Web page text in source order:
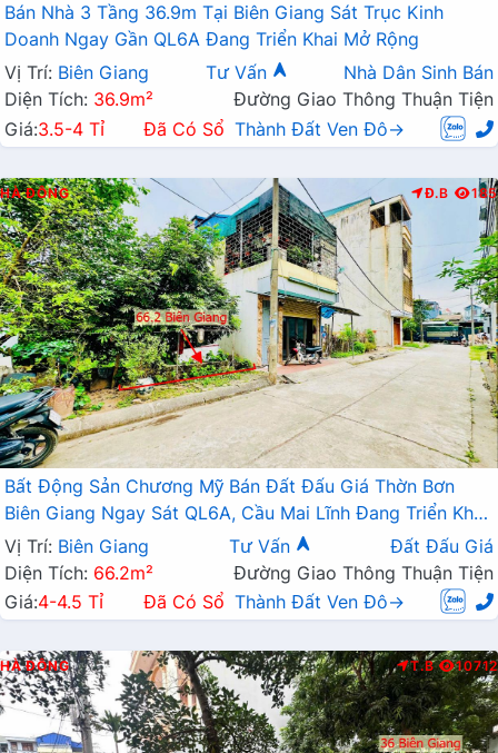
Bán Nhà 3 Tầng 36.9m Tại Biên Giang Sát Trục Kinh
Doanh Ngay Gần QL6A Đang Triển Khai Mở Rộng
Vị Trí: Biên Giang Tư Vấn
Nhà Dân Sinh Bán
Diện Tích: 36.9m²
Đường Giao Thông Thuận Tiện
Giá:3.5-4 Tỉ Đã Có Sổ Thành Đất Ven Đô→
HÀ ĐÔNG Đ.B 185
Bất Động Sản Chương Mỹ Bán Đất Đấu Giá Thờn Bơn
Biên Giang Ngay Sát QL6A, Cầu Mai Lĩnh Đang Triển Khai
Mở Rộng
Vị Trí: Biên Giang Tư Vấn
Đất Đấu Giá
Diện Tích: 66.2m²
Đường Giao Thông Thuận Tiện
Giá:4-4.5 Tỉ Đã Có Sổ Thành Đất Ven Đô→
HÀ ĐÔNG T.B 10712